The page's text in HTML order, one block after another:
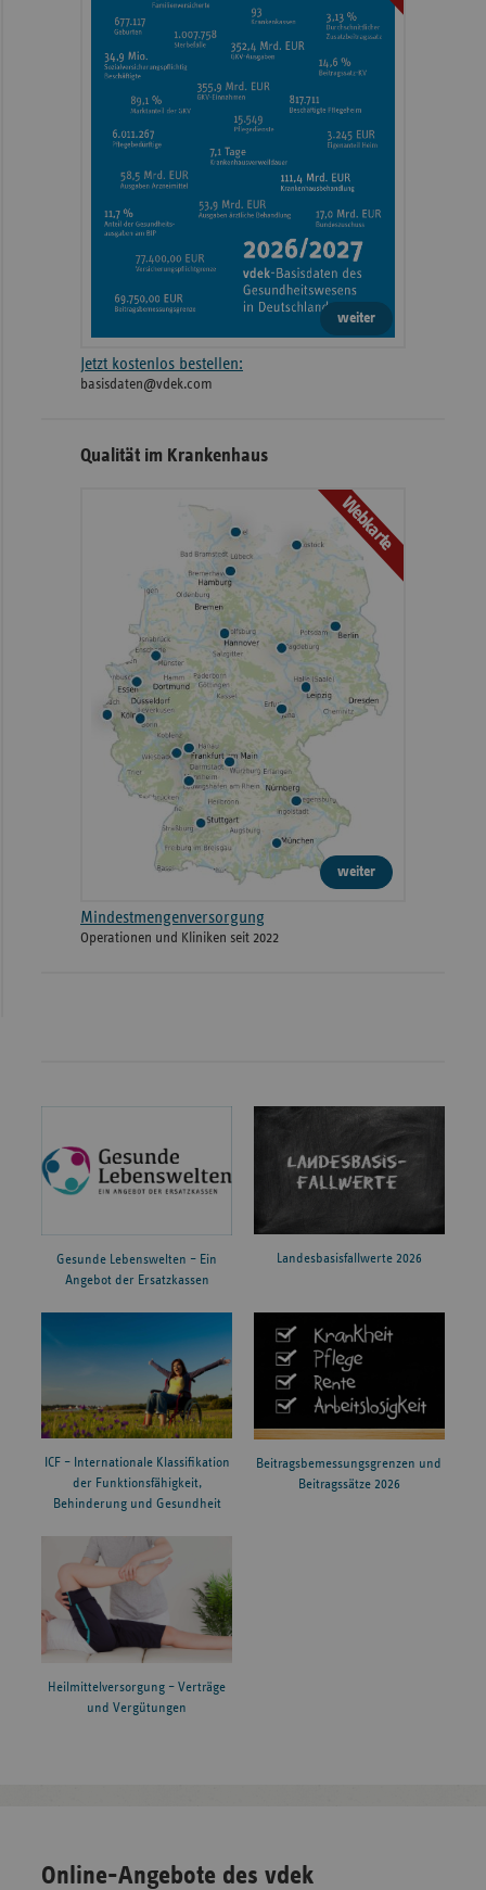
weiter
Jetzt kostenlos bestellen:
basisdaten@vdek.com
Qualität im Krankenhaus
Webkarte
weiter
Mindestmengenversorgung
Operationen und Kliniken seit 2022
Gesunde Lebenswelten – Ein
Angebot der Ersatzkassen
Landesbasisfallwerte 2026
ICF – Internationale Klassifikation
der Funktionsfähigkeit,
Behinderung und Gesundheit
Beitragsbemessungsgrenzen und
Beitragssätze 2026
Heilmittelversorgung – Verträge
und Vergütungen
Online-Angebote des vdek